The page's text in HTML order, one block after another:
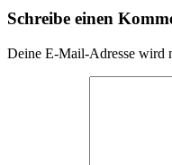
Schreibe einen
Deine E-Mail-Adresse wird